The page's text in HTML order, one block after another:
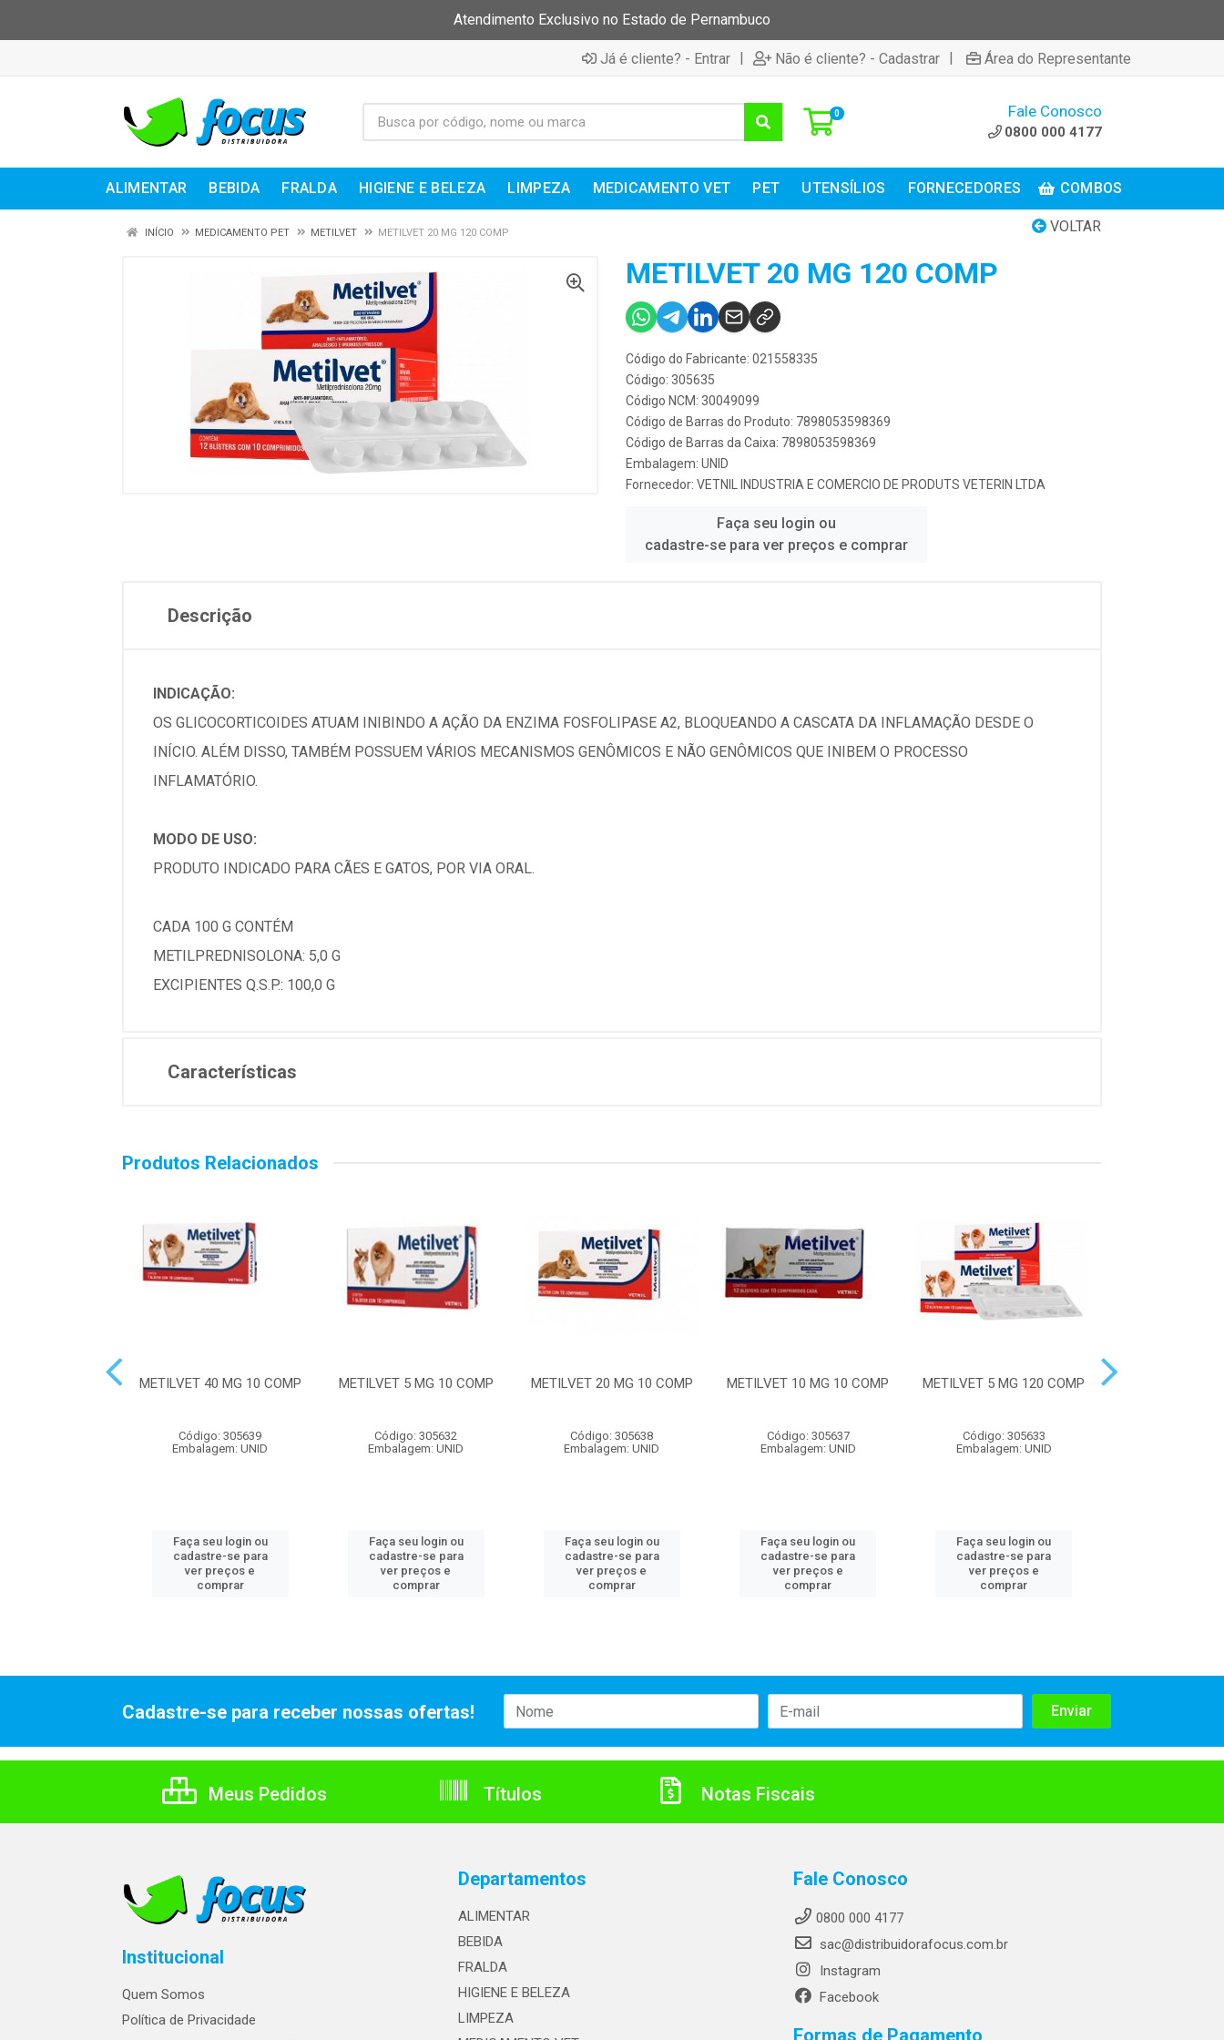
Atendimento Exclusivo no Estado de Pernambuco
Já é cliente? - Entrar | Não é cliente? - Cadastrar | Área do Representante
0 Fale Conosco
0800 000 4177
ALIMENTAR BEBIDA FRALDA HIGIENE E BELEZA LIMPEZA MEDICAMENTO VET PET UTENSÍLIOS FORNECEDORES COMBOS
VOLTAR
INÍCIO MEDICAMENTO PET METILVET METILVET 20 MG 120 COMP
METILVET 20 MG 120 COMP
Código do Fabricante: 021558335
Código: 305635
Código NCM: 30049099
Código de Barras do Produto: 7898053598369
Código de Barras da Caixa: 7898053598369
Embalagem: UNID
Fornecedor: VETNIL INDUSTRIA E COMERCIO DE PRODUTS VETERIN LTDA
Faça seu login ou
cadastre-se para ver preços e comprar
Descrição
INDICAÇÃO:
OS GLICOCORTICOIDES ATUAM INIBINDO A AÇÃO DA ENZIMA FOSFOLIPASE A2, BLOQUEANDO A CASCATA DA INFLAMAÇÃO DESDE O
INÍCIO. ALÉM DISSO, TAMBÉM POSSUEM VÁRIOS MECANISMOS GENÔMICOS E NÃO GENÔMICOS QUE INIBEM O PROCESSO
INFLAMATÓRIO.
MODO DE USO:
PRODUTO INDICADO PARA CÃES E GATOS, POR VIA ORAL.
CADA 100 G CONTÉM
METILPREDNISOLONA: 5,0 G
EXCIPIENTES Q.S.P.: 100,0 G
Características
Produtos Relacionados
METILVET 40 MG 10 COMP
Código: 305639
Embalagem: UNID
Faça seu login ou
cadastre-se para
ver preços e
comprar
METILVET 5 MG 10 COMP
Código: 305632
Embalagem: UNID
Faça seu login ou
cadastre-se para
ver preços e
comprar
METILVET 20 MG 10 COMP
Código: 305638
Embalagem: UNID
Faça seu login ou
cadastre-se para
ver preços e
comprar
METILVET 10 MG 10 COMP
Código: 305637
Embalagem: UNID
Faça seu login ou
cadastre-se para
ver preços e
comprar
METILVET 5 MG 120 COMP
Código: 305633
Embalagem: UNID
Faça seu login ou
cadastre-se para
ver preços e
comprar
Cadastre-se para receber nossas ofertas!
Meus Pedidos Títulos Notas Fiscais
Institucional
Quem Somos
Política de Privacidade
Departamentos
ALIMENTAR
BEBIDA
FRALDA
HIGIENE E BELEZA
LIMPEZA
Fale Conosco
0800 000 4177
sac@distribuidorafocus.com.br
Instagram
Facebook
Formas de Pagamento